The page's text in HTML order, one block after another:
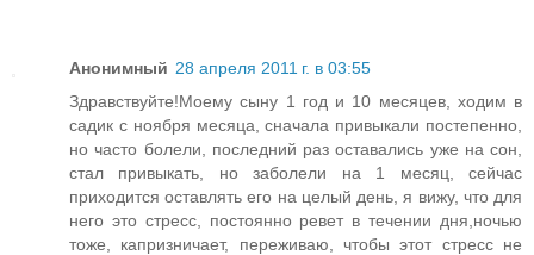
Анонимный 28 апреля 2011 г. в 03:55
Здравствуйте!Моему сыну 1 год и 10 месяцев, ходим в
садик с ноября месяца, сначала привыкали постепенно,
но часто болели, последний раз оставались уже на сон,
стал привыкать, но заболели на 1 месяц, сейчас
приходится оставлять его на целый день, я вижу, что для
него это стресс, постоянно ревет в течении дня,ночью
тоже, капризничает, переживаю, чтобы этот стресс не